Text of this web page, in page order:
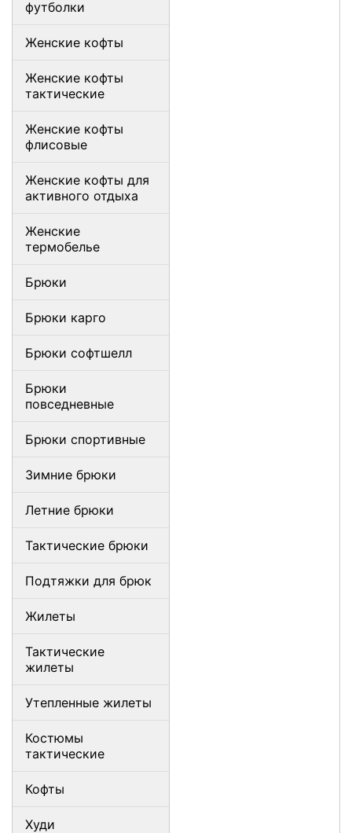
футболки
Женские кофты
Женские кофты
тактические
Женские кофты
флисовые
Женские кофты для
активного отдыха
Женские
термобелье
Брюки
Брюки карго
Брюки софтшелл
Брюки
повседневные
Брюки спортивные
Зимние брюки
Летние брюки
Тактические брюки
Подтяжки для брюк
Жилеты
Тактические
жилеты
Утепленные жилеты
Костюмы
тактические
Кофты
Худи